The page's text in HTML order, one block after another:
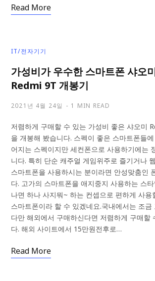
Read More
IT/전자기기
가성비가 우수한 스마트폰 샤오
Redmi 9T 개봉기
2021년 4월 24일 1 MIN READ
저렴하게 구매할 수 있는 가성비 좋은 샤오미
을 개봉해 봤습니다. 스펙이 좋은 스마트폰들
어지는 스펙이지만 세컨폰으로 사용하기에는
니다. 특히 단순 캐주얼 게임위주로 즐기거나
스마트폰을 사용하시는 분이라면 안성맞춤인
다. 고가의 스마트폰을 애지중지 사용하는 스
나면 하나 사지뭐~ 하는 컨셉으로 편하게 사용
스마트폰이라 할 수 있겠네요.국내에서는 조금
다만 해외에서 구매하신다면 저렴하게 구매할
다. 해외 사이트에서 15만원전후로…
Read More